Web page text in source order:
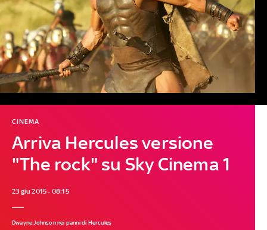
Arriva Hercules versione
"The rock" su Sky Cinema 1
CINEMA
23 giu 2015 - 08:15
Dwayne Johnson nei panni di Hercules